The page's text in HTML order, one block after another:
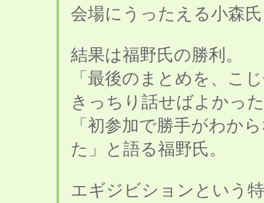
会場にうったえる小森
結果は福野氏の勝利。
「最後のまとめを、こ
きっちり話せばよかっ
「初参加で勝手がわか
た」と語る福野氏。
エギジビションという